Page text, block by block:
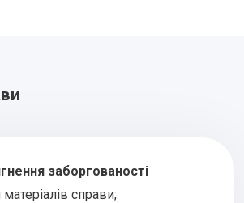
заборгованості
справи;